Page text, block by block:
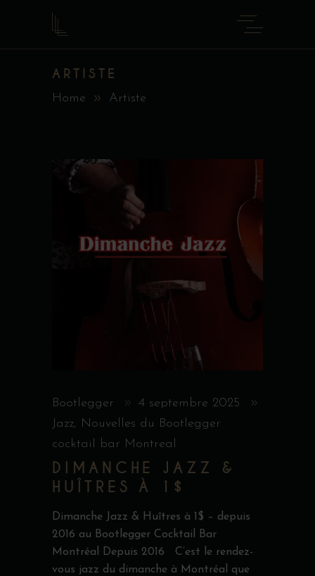
ARTISTE
Home Artiste
Bootlegger
4 septembre 2025
Jazz, Nouvelles du Bootlegger
cocktail bar Montreal
DIMANCHE JAZZ &
HUÎTRES À 1$
Dimanche Jazz & Huîtres à 1$ – depuis
2016 au Bootlegger Cocktail Bar
Montréal Depuis 2016 C’est le rendez-
vous jazz du dimanche à Montréal que